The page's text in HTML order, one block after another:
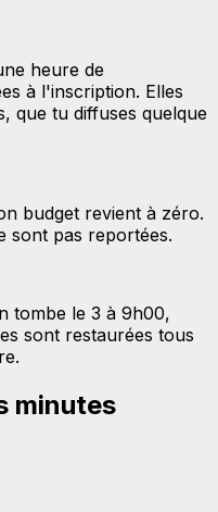
heure de
à l'inscription. Elles
que tu diffuses quelque
budget revient à zéro.
sont pas reportées.
tombe le 3 à 9h00,
sont restaurées tous
minutes